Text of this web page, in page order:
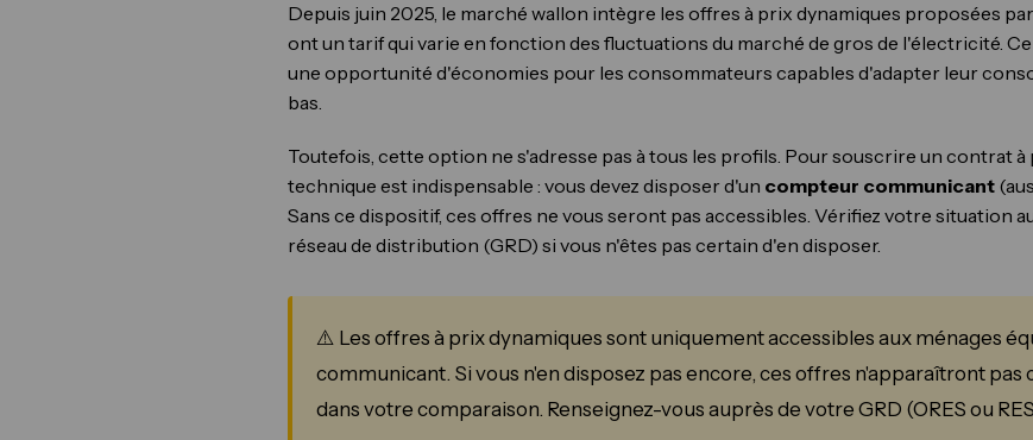
Depuis juin 2025, le marché wallon intègre les offres à prix dynamiques proposées
ont un tarif qui varie en fonction des fluctuations du marché de gros de l'électricité.
une opportunité d'économies pour les consommateurs capables d'adapter leur
bas.
Toutefois, cette option ne s'adresse pas à tous les profils. Pour souscrire un contrat
technique est indispensable : vous devez disposer d'un compteur communicant
Sans ce dispositif, ces offres ne vous seront pas accessibles. Vérifiez votre situation
réseau de distribution (GRD) si vous n'êtes pas certain d'en disposer.
⚠️ Les offres à prix dynamiques sont uniquement accessibles aux ménages
communicant. Si vous n'en disposez pas encore, ces offres n'apparaîtront
dans votre comparaison. Renseignez-vous auprès de votre GRD (ORES ou